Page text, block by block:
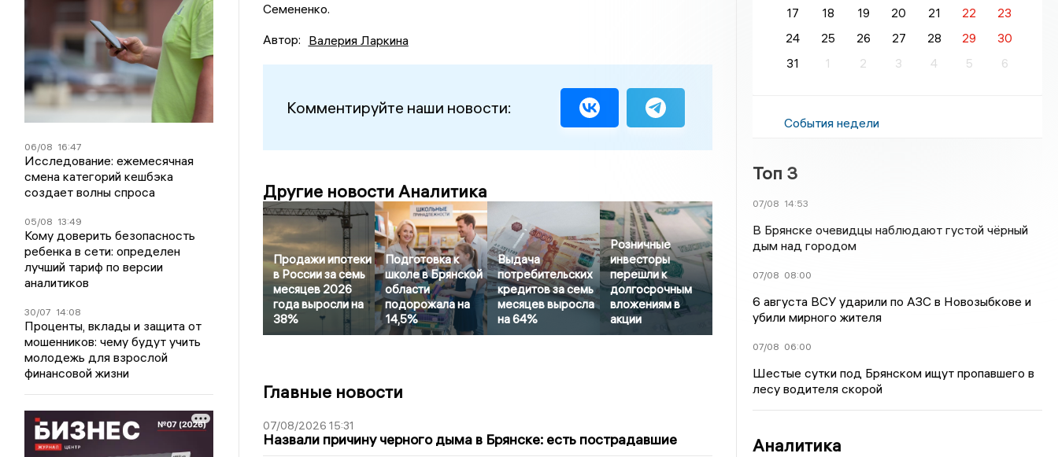
06/08 16:47
Исследование: ежемесячная
смена категорий кешбэка
создает волны спроса
05/08 13:49
Кому доверить безопасность
ребенка в сети: определен
лучший тариф по версии
аналитиков
30/07 14:08
Проценты, вклады и защита от
мошенников: чему будут учить
молодежь для взрослой
финансовой жизни
Семененко.
Автор: Валерия Ларкина
Комментируйте наши новости:
Другие новости Аналитика
Продажи ипотеки
в России за семь
месяцев 2026
года выросли на
38%
Подготовка к
школе в Брянской
области
подорожала на
14,5%
Выдача
потребительских
кредитов за семь
месяцев выросла
на 64%
Розничные
инвесторы
перешли к
долгосрочным
вложениям в
акции
Главные новости
07/08/2026 15:31
Назвали причину черного дыма в Брянске: есть пострадавшие
17
18 19 20 21 22
23
24
25 26 27 28 29
30
31
1 2 3 4 5 6
События недели
Топ 3
07/08 14:53
В Брянске очевидцы наблюдают густой чёрный
дым над городом
07/08 08:00
6 августа ВСУ ударили по АЗС в Новозыбкове и
убили мирного жителя
07/08 06:00
Шестые сутки под Брянском ищут пропавшего в
лесу водителя скорой
Аналитика